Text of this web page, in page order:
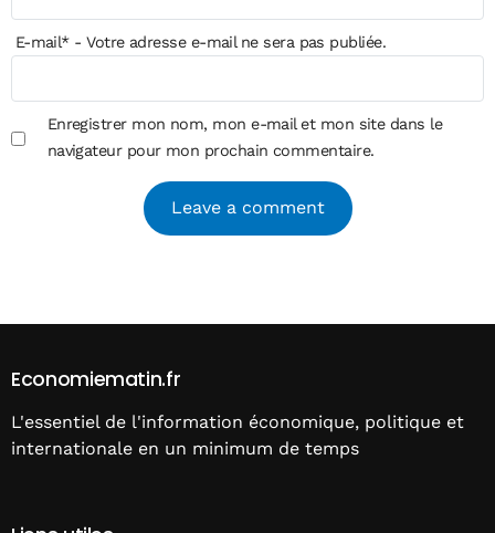
E-mail*- Votre adresse e-mail ne sera pas publiée.
Enregistrer mon nom, mon e-mail et mon site dans le
navigateur pour mon prochain commentaire.
Economiematin.fr
L'essentiel de l'information économique, politique et
internationale en un minimum de temps